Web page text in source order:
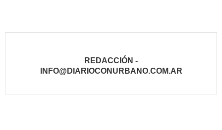
REDACCIÓN -
INFO@DIARIOCONURBANO.COM.AR